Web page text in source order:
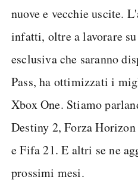
nuove e vecchie uscite.
infatti, oltre a lavorare
esclusiva che saranno
Pass, ha ottimizzati i
Xbox One. Stiamo
Destiny 2, Forza
e Fifa 21. E altri se ne
prossimi mesi.